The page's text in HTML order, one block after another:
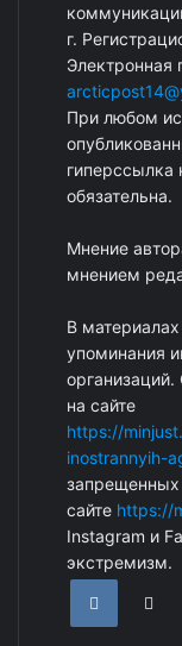
г.
Электронная
При любом
гиперссылка
обязательна.
Мнение
мнением
В
упоминания
организаций.
на сайте
https://
inostrannyih-
запрещенных
сайте https://
Instagram и
экстремизм.